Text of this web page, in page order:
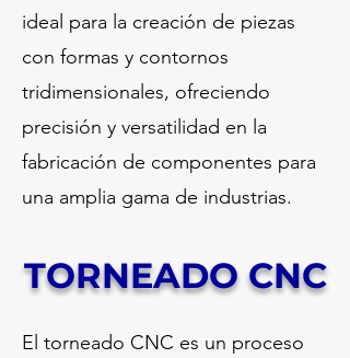
ideal para la creación de piezas
con formas y contornos
tridimensionales, ofreciendo
precisión y versatilidad en la
fabricación de componentes para
una amplia gama de industrias.
TORNEADO CNC
El torneado CNC es un proceso